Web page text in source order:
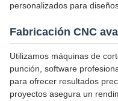
personalizados para
Fabricación CNC
Utilizamos máquinas de
punción, software
para ofrecer resultados
proyectos asegura un